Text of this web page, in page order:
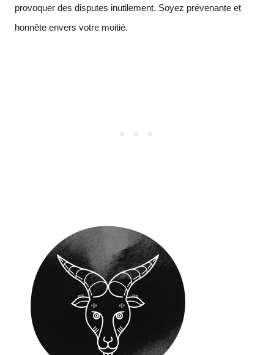
provoquer des disputes inutilement. Soyez prévenante et
honnête envers votre moitié.